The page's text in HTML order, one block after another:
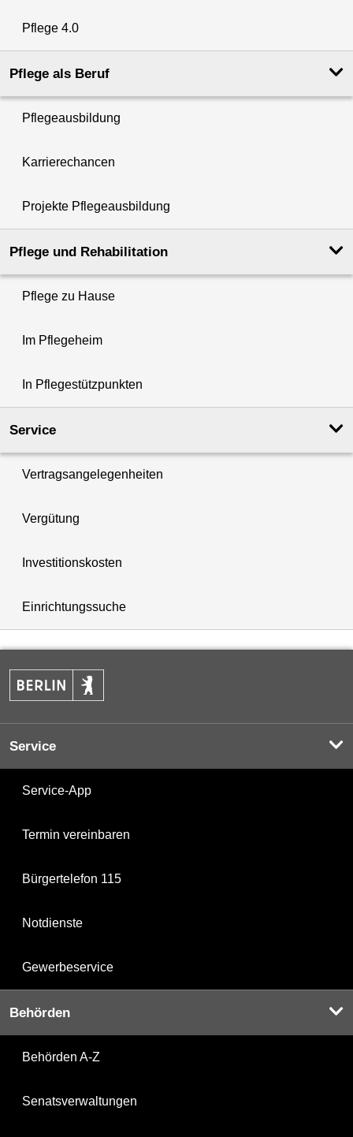
Pflege 4.0
Pflege als Beruf
Pflegeausbildung
Karrierechancen
Projekte Pflegeausbildung
Pflege und Rehabilitation
Pflege zu Hause
Im Pflegeheim
In Pflegestützpunkten
Service
Vertragsangelegenheiten
Vergütung
Investitionskosten
Einrichtungssuche
Service
Service-App
Termin vereinbaren
Bürgertelefon 115
Notdienste
Gewerbeservice
Behörden
Behörden A-Z
Senatsverwaltungen